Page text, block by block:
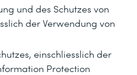
und des Schutzes von
der Verwendung von
einschliesslich der
Protection